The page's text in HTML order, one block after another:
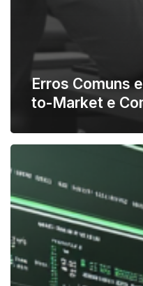
Erros Comuns
to-Market e